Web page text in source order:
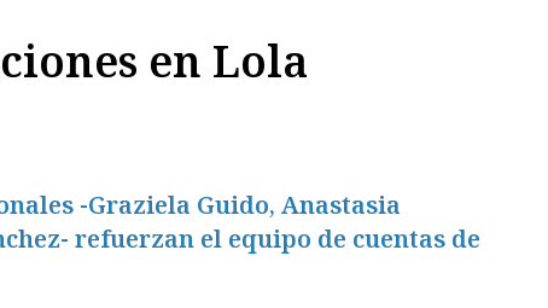
en Lola
-Graziela Guido, Anastasia
refuerzan el equipo de cuentas de